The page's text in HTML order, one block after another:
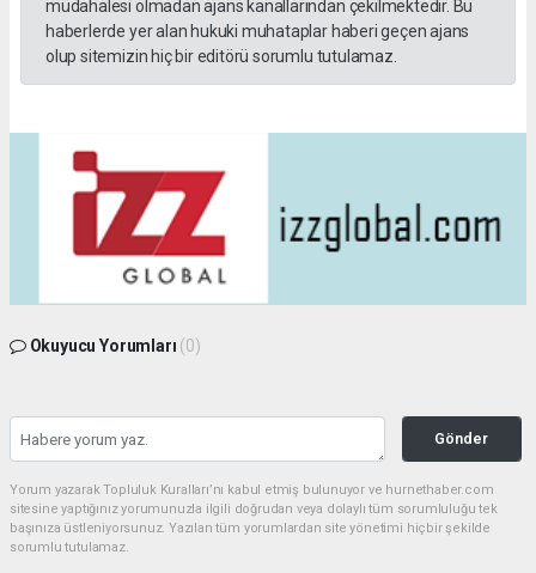
müdahalesi olmadan ajans kanallarından çekilmektedir. Bu
haberlerde yer alan hukuki muhataplar haberi geçen ajans
olup sitemizin hiç bir editörü sorumlu tutulamaz.
Okuyucu Yorumları (0)
Gönder
Yorum yazarak Topluluk Kuralları’nı kabul etmiş bulunuyor ve hurnethaber.com
sitesine yaptığınız yorumunuzla ilgili doğrudan veya dolaylı tüm sorumluluğu tek
başınıza üstleniyorsunuz. Yazılan tüm yorumlardan site yönetimi hiçbir şekilde
sorumlu tutulamaz.